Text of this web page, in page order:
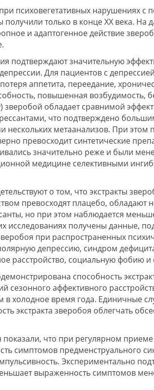
психовегетативных нарушениях с
получили только в конце XX века.
и адаптогенное действие
подтверждают значительную
Для пациентов с
аппетита, переедание,
повышенная возбудимость,
зверобой обладает сравнимой
что подтверждено
нескольких метаанализов. При
превосходит синтетические
значительно реже и были
медицине селективными
о том, что экстракты
превосходят плацебо,
но при этом наблюдается
исследованиях получены данные,
при распространенных
депрессию, синдром
расстройство, социальную фобию и
способность
сезонного аффективного
холодное время года. Единичные
экстракта зверобоя облегчать
что при регулярном
симптомов предменструального
Экспериментально
выраженность симптомов